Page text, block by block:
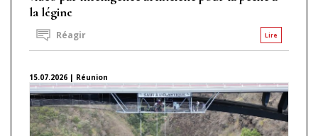
la légine
Lire
Réagir
15.07.2026 | Réunion